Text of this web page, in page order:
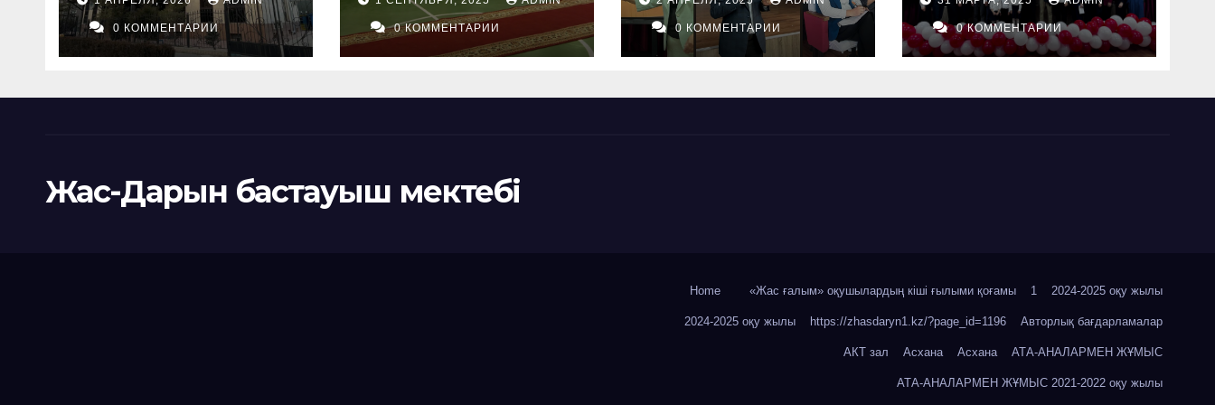
0 КОММЕНТАРИИ
АТТАДЫ
0 КОММЕНТАРИИ 0 КОММЕНТАРИИ 0 КОММЕНТАРИИ
Жас-Дарын бастауыш мектебі
Home «Жас ғалым» оқушылардың кіші ғылыми қоғамы 1 2024-2025 оқу жылы
2024-2025 оқу жылы https://zhasdaryn1.kz/?page_id=1196 Авторлық бағдарламалар
АКТ зал Асхана Асхана АТА-АНАЛАРМЕН ЖҰМЫС
АТА-АНАЛАРМЕН ЖҰМЫС 2021-2022 оқу жылы